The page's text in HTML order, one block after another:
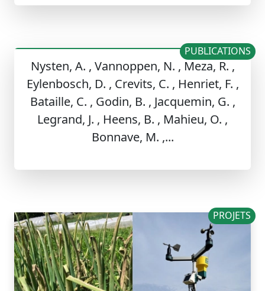
Nysten, A. , Vannoppen, N. , Meza, R. ,
Eylenbosch, D. , Crevits, C. , Henriet, F. ,
Bataille, C. , Godin, B. , Jacquemin, G. ,
Legrand, J. , Heens, B. , Mahieu, O. ,
Bonnave, M. ,...
PUBLICATIONS
PROJETS